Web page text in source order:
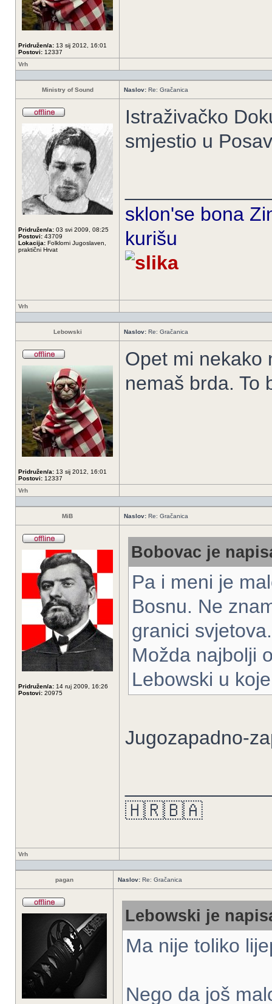
Pridružen/a: 13 sij 2012, 16:01
Postovi: 12337
Vrh
Ministry of Sound Naslov: Re: Gračanica
Pridružen/a: 03 svi 2009, 08:25
Postovi: 43709
Lokacija: Folklorni Jugoslaven,
praktični Hrvat
Istraživačko
smjestio u
sklon'se bona
kurišu
Vrh
Lebowski Naslov: Re: Gračanica
Pridružen/a: 13 sij 2012, 16:01
Postovi: 12337
Opet mi nekako
nemaš brda. To
Vrh
MiB Naslov: Re: Gračanica
Pridružen/a: 14 ruj 2009, 16:26
Postovi: 20975
Bobovac je
Pa i meni je
Bosnu. Ne
granici svjetova.
Možda najbolji
Lebowski u
Jugozapadno-
🇭🇷🇧🇦
Vrh
pagan Naslov: Re: Gračanica
Lebowski je
Ma nije toliko
Nego da još